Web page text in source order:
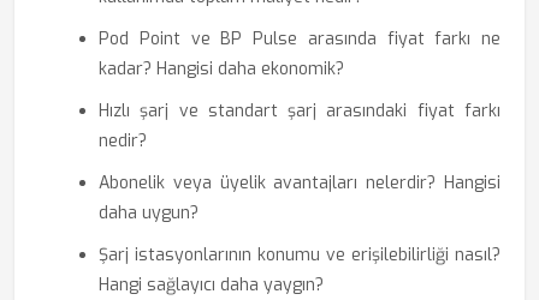
Pod Point ve BP Pulse arasında fiyat farkı ne
kadar? Hangisi daha ekonomik?
Hızlı şarj ve standart şarj arasındaki fiyat farkı
nedir?
Abonelik veya üyelik avantajları nelerdir? Hangisi
daha uygun?
Şarj istasyonlarının konumu ve erişilebilirliği nasıl?
Hangi sağlayıcı daha yaygın?